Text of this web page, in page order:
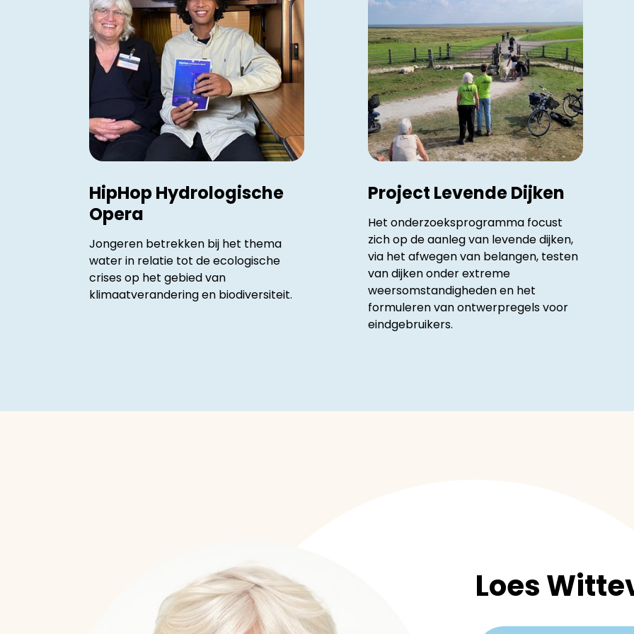
HipHop Hydrologische
Opera
Jongeren betrekken bij het thema
water in relatie tot de ecologische
crises op het gebied van
klimaatverandering en biodiversiteit.
Project Levende Dijken
Het onderzoeksprogramma focust
zich op de aanleg van levende dijken,
via het afwegen van belangen, testen
van dijken onder extreme
weersomstandigheden en het
formuleren van ontwerpregels voor
eindgebruikers.
Loes